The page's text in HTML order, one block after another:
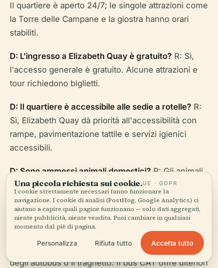
Il quartiere è aperto 24/7; le singole attrazioni come
la Torre delle Campane e la giostra hanno orari
stabiliti.
D: L'ingresso a Elizabeth Quay è gratuito? R: Sì,
l'accesso generale è gratuito. Alcune attrazioni e
tour richiedono biglietti.
D: Il quartiere è accessibile alle sedie a rotelle? R:
Sì, Elizabeth Quay dà priorità all'accessibilità con
rampe, pavimentazione tattile e servizi igienici
accessibili.
D: Sono ammessi animali domestici?R: Gli animali
domestici sono ammessi nelle aree esterne ma
devono essere tenuti al guinzaglio. Controllare le
politiche dei singoli locali.
D: Come ci arrivo con i mezzi pubblici?
R: Tramite
la stazione ferroviaria di Elizabeth Quay, il terminal
degli autobus o il traghetto. Il bus CAT offre ulteriori
Una piccola richiesta sui cookie.UE · GDPR
I cookie strettamente necessari fanno funzionare la
navigazione. I cookie di analisi (PostHog, Google Analytics) ci
aiutano a capire quali pagine funzionano — solo dati aggregati,
niente pubblicità, niente vendita. Puoi cambiare in qualsiasi
momento dal piè di pagina.
Personalizza Rifiuta tutto Accetta tutto